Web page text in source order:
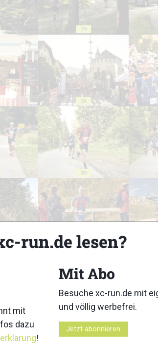
29
34
39
44
run.de lesen?
mit
dazu
!
Mit Abo
Besuche xc-run.de mit
und völlig werbefrei.
Jetzt abonnieren